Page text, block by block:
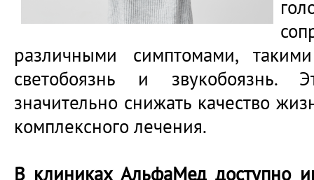
различными симптомами,
светобоязнь и звукобоязнь.
значительно снижать качество
комплексного лечения.
В клиниках АльфаМед доступно